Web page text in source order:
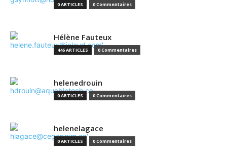
0 ARTICLES 0 Commentaires
Hélène Fauteux
446 ARTICLES 0 Commentaires
helenedrouin
0 ARTICLES 0 Commentaires
helenelagace
0 ARTICLES 0 Commentaires